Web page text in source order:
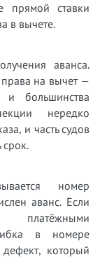
прямой ставки
в вычете.
аванса.
на вычет —
большинства
нередко
и часть судов
номер
аванс. Если
платёжными
в номере
который